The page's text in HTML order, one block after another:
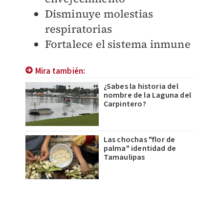
Disminuye molestias
respiratorias
Fortalece el sistema inmune
Mira también:
¿Sabes la historia del
nombre de la Laguna del
Carpintero?
Las chochas "flor de
palma" identidad de
Tamaulipas